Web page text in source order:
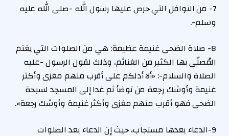
7- من النوافل التي حرص عليها رسول الله -صلى الله عليه
وسلم-.
8- صلاة الضحى غنيمة عظيمة: هي من الصلوات التي يغنم
المُصلّي بها الكثير من الغنائم، وذلك لقول الرسول -عليه
الصلاة والسلام-: «ألا أدلكم على أقرب منهم مغزى وأكثر
غنيمة وأوشك رجعة من توضأ ثم غدا إلى المسجد لسبحة
الضحى فهو أقرب منهم مغزى وأكثر غنيمة وأوشك رجعة».
9-الدعاء بعدها مستجاب، حيث إن الدعاء بعد الصلوات